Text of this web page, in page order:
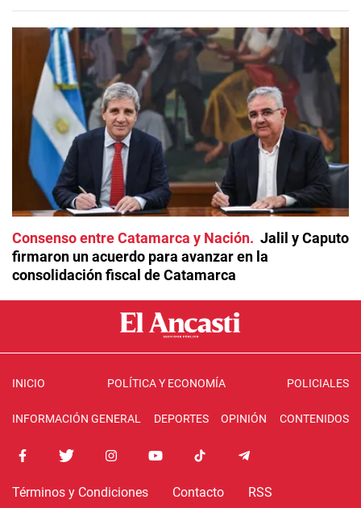
Consenso entre Catamarca y Nación
Jalil y Caputo
firmaron un acuerdo para avanzar en la
consolidación fiscal de Catamarca
INICIO POLÍTICA Y ECONOMÍA POLICIALES
INFORMACIÓN GENERAL DEPORTES OPINIÓN CONTENIDOS
Términos y Condiciones Contacto RSS